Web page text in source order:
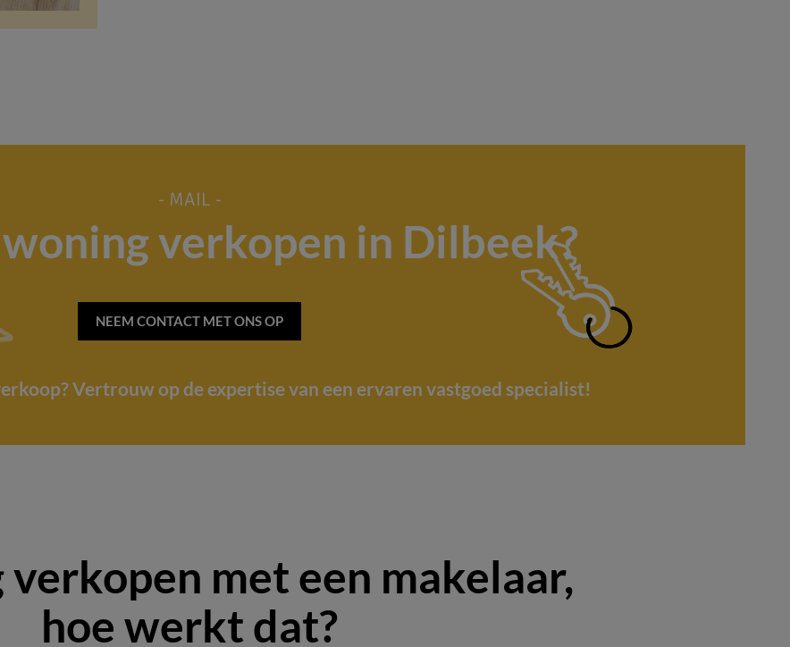
- MAIL -
verkopen in Dilbeek?
NEEM CONTACT MET ONS OP
Vertrouw op de expertise van een ervaren vastgoed specialist!
verkopen met een makelaar,
hoe werkt dat?